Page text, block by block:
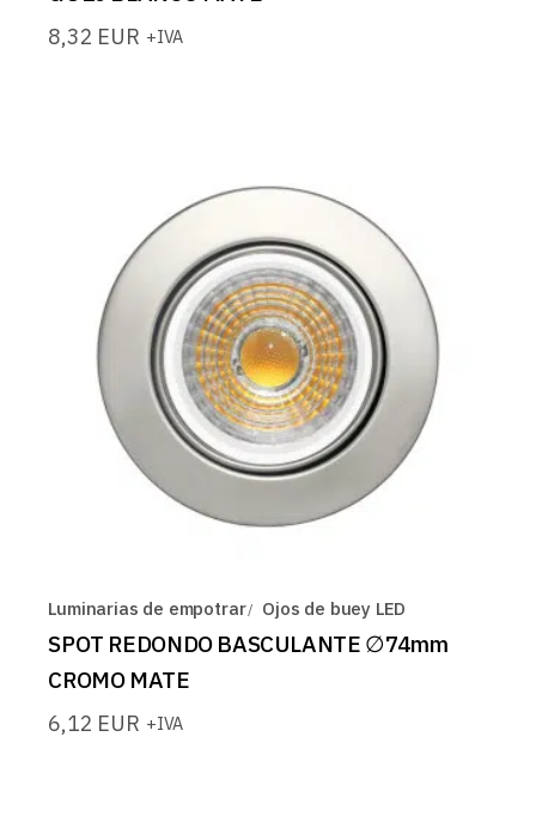
8,32 EUR +IVA
Luminarias de empotrar Ojos de buey LED
SPOT REDONDO BASCULANTE ∅74mm
CROMO MATE
6,12 EUR +IVA